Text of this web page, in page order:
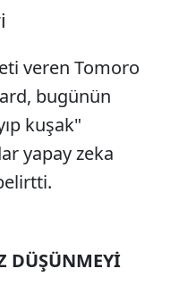
veren Tomoro
bugünün
kuşak"
yapay zeka
DÜŞÜNMEYİ